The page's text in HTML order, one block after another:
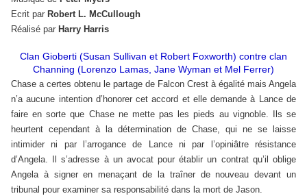
Ecrit par Robert L. McCullough
Réalisé par Harry Harris
Clan Gioberti (Susan Sullivan et Robert Foxworth) contre clan
Channing (Lorenzo Lamas, Jane Wyman et Mel Ferrer)
Chase a certes obtenu le partage de Falcon Crest à égalité mais Angela
n’a aucune intention d’honorer cet accord et elle demande à Lance de
faire en sorte que Chase ne mette pas les pieds au vignoble. Ils se
heurtent cependant à la détermination de Chase, qui ne se laisse
intimider ni par l’arrogance de Lance ni par l’opiniâtre résistance
d’Angela. Il s’adresse à un avocat pour établir un contrat qu’il oblige
Angela à signer en menaçant de la traîner de nouveau devant un
tribunal pour examiner sa responsabilité dans la mort de Jason.